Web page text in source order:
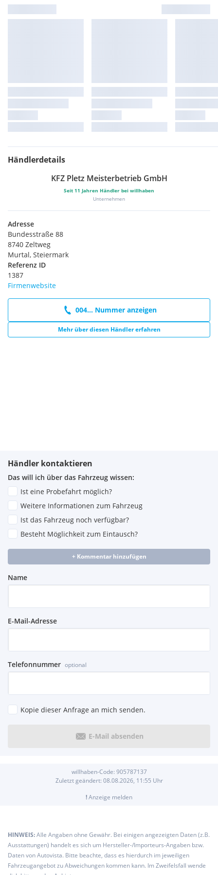
Servicegepflegt bei Pappas ++
• Armlehne mit Staufach• Außenspiegel elektrisch verstellbar
Navigationssystem, inklusive Radio • Reifen,
rollwiderstandsoptimiert• Rückfahrhilfe • Tempomat
Händlerdetails
KFZ Pletz Meisterbetrieb GmbH
Seit 11 Jahren Händler bei willhaben
Unternehmen
Adresse
Bundesstraße 88
8740 Zeltweg
Murtal, Steiermark
Referenz ID
1387
Firmenwebsite
004... Nummer anzeigen
Mehr über diesen Händler erfahren
Händler kontaktieren
Das will ich über das Fahrzeug wissen:
Ist eine Probefahrt möglich?
Weitere Informationen zum Fahrzeug
Ist das Fahrzeug noch verfügbar?
Besteht Möglichkeit zum Eintausch?
+ Kommentar hinzufügen
Name
E-Mail-Adresse
Telefonnummer optional
Kopie dieser Anfrage an mich senden.
E-Mail absenden
willhaben-Code: 905787137
Zuletzt geändert: 08.08.2026, 11:55 Uhr
!Anzeige melden
HINWEIS:Alle Angaben ohne Gewähr. Bei einigen angezeigten Daten (z.B.
Ausstattungen) handelt es sich um Hersteller-/Importeurs-Angaben bzw.
Daten von Autovista. Bitte beachte, dass es hierdurch im jeweiligen
Fahrzeugangebot zu Abweichungen kommen kann. Im Zweifelsfall wende